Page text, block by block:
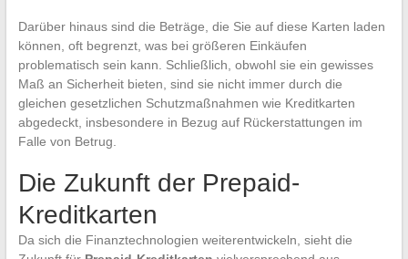
Darüber hinaus sind die Beträge, die Sie auf diese Karten laden
können, oft begrenzt, was bei größeren Einkäufen
problematisch sein kann. Schließlich, obwohl sie ein gewisses
Maß an Sicherheit bieten, sind sie nicht immer durch die
gleichen gesetzlichen Schutzmaßnahmen wie Kreditkarten
abgedeckt, insbesondere in Bezug auf Rückerstattungen im
Falle von Betrug.
Die Zukunft der Prepaid-
Kreditkarten
Da sich die Finanztechnologien weiterentwickeln, sieht die